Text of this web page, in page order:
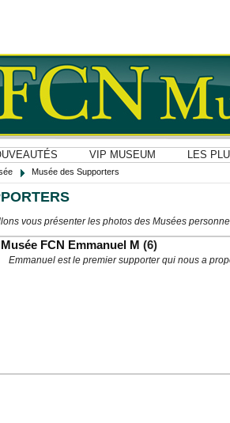
VIP MUSEUM LES
Musée des Supporters
vous présenter les photos des Musées
Musée FCN Emmanuel M (6)
Emmanuel est le premier supporter qui nous a